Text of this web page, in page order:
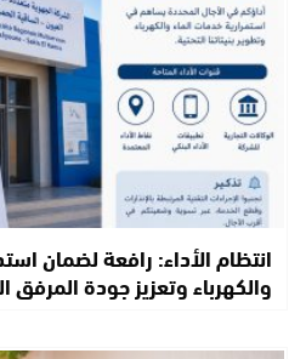
انتظام الأداء: رافعة لضمان
والكهرباء وتعزيز جودة